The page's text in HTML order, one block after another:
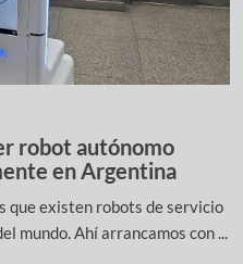
robot autónomo
en Argentina
que existen robots de servicio
mundo. Ahí arrancamos con ...